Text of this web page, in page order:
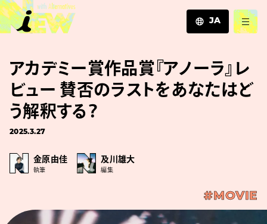
JA
EN
ZH
アカデミー賞作品賞『アノーラ』レ
ビュー 賛否のラストをあなたはど
う解釈する？
2025.3.27
金原由佳
執筆
及川雄大
編集
#MOVIE